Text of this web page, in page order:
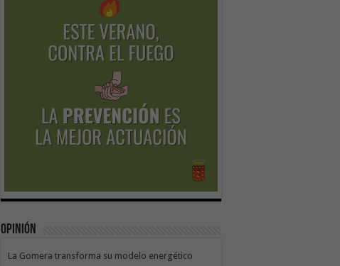
Opinión
La Gomera transforma su modelo energético